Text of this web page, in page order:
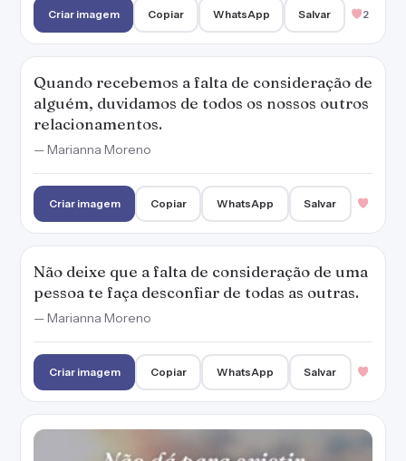
Criar imagem Copiar WhatsApp Salvar 2
Quando recebemos a falta de consideração de
alguém, duvidamos de todos os nossos outros
relacionamentos.
— Marianna Moreno
Criar imagem Copiar WhatsApp Salvar
Não deixe que a falta de consideração de uma
pessoa te faça desconfiar de todas as outras.
— Marianna Moreno
Criar imagem Copiar WhatsApp Salvar